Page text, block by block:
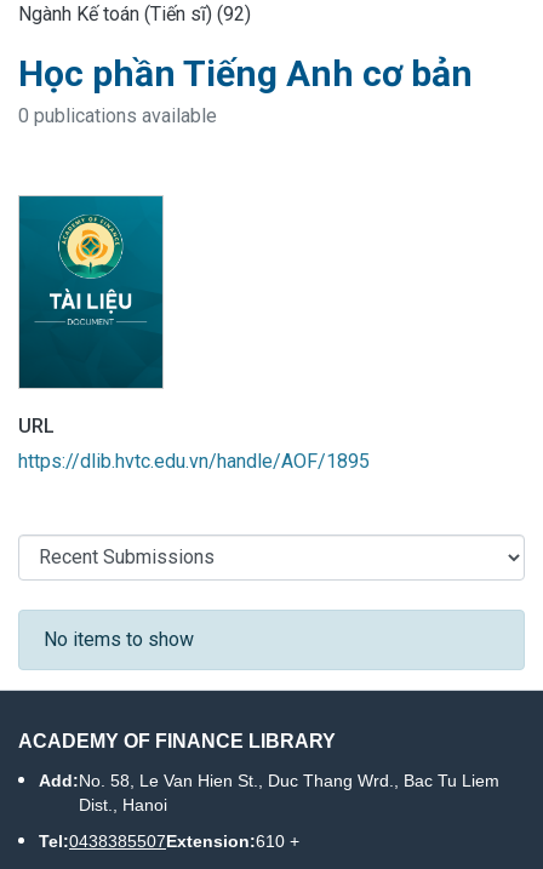
Ngành Kế toán (Tiến sĩ) (92)
Học phần Tiếng Anh cơ bản
0 publications available
URL
https://dlib.hvtc.edu.vn/handle/AOF/1895
Recent Submissions
No items to show
ACADEMY OF FINANCE LIBRARY
Add:No. 58, Le Van Hien St., Duc Thang Wrd., Bac Tu Liem
Dist., Hanoi
Tel:0438385507Extension:610 +